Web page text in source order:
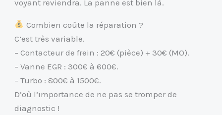
voyant reviendra. La panne est bien là.
Combien coûte la réparation ?
C’est très variable.
– Contacteur de frein : 20€ (pièce) + 30€ (MO).
– Vanne EGR : 300€ à 600€.
– Turbo : 800€ à 1500€.
D’où l’importance de ne pas se tromper de
diagnostic !